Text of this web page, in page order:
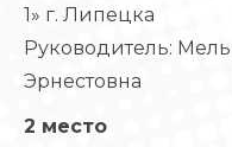
1» г. Липецка
Руководитель:
2 место